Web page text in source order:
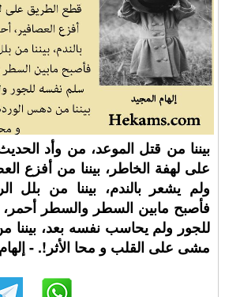
بيننا من قتل الموعد، من وأد
على لهفة الخاطر، بيننا من أفزع
ولم يشعر بالندم، بيننا من بلل
فأصبح مابين السطر والسطر
للجور ولم يحاسب نفسه بعد،
مشى على القلب و محا الأثر!. -